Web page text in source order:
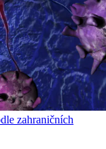
zahraničních